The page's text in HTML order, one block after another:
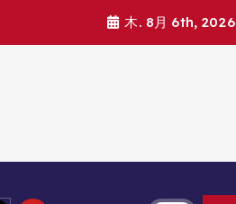
木. 8月 6th, 2026